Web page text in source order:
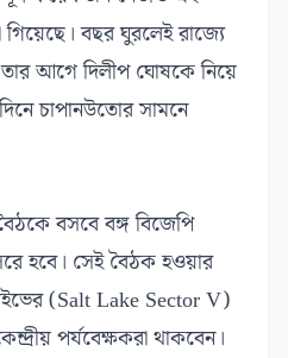
বছর ঘুরলেই রাজ্যে
তার আগে দিলীপ ঘোষকে নিয়ে
চাপানউতোর সামনে
বসবে বঙ্গ বিজেপি
হবে। সেই বৈঠক হওয়ার
(Salt Lake Sector V)
পর্যবেক্ষকরা থাকবেন।